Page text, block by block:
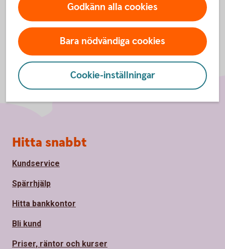
Godkänn alla cookies
Bara nödvändiga cookies
Cookie-inställningar
Sidfot
Hitta snabbt
Kundservice
Spärrhjälp
Hitta bankkontor
Bli kund
Priser, räntor och kurser